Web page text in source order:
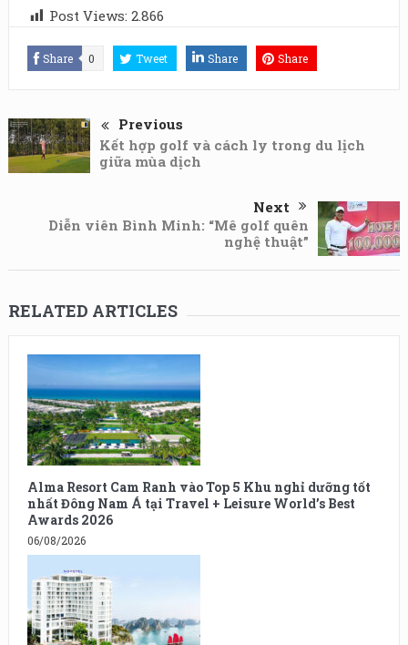
Post Views: 2.866
Share 0 Tweet Share Share
Previous
Kết hợp golf và cách ly trong du lịch
giữa mùa dịch
Next
Diễn viên Bình Minh: “Mê golf quên
nghệ thuật”
RELATED ARTICLES
Alma Resort Cam Ranh vào Top 5 Khu nghỉ dưỡng tốt
nhất Đông Nam Á tại Travel + Leisure World’s Best
Awards 2026
06/08/2026